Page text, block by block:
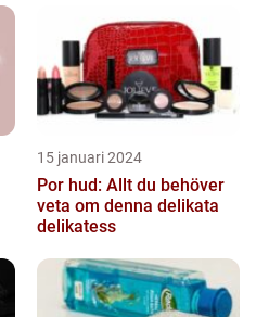
15 januari 2024
Por hud: Allt du behöver
veta om denna delikata
delikatess